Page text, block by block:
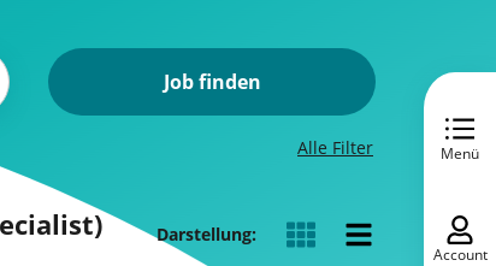
Job finden
Alle Filter
Darstellung:
Menü
Account